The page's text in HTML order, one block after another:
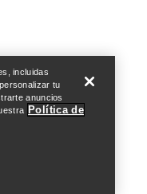
incluidas
tu
anuncios
Política de